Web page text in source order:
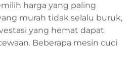
harga yang paling
murah tidak selalu buruk,
yang hemat dapat
Beberapa mesin cuci